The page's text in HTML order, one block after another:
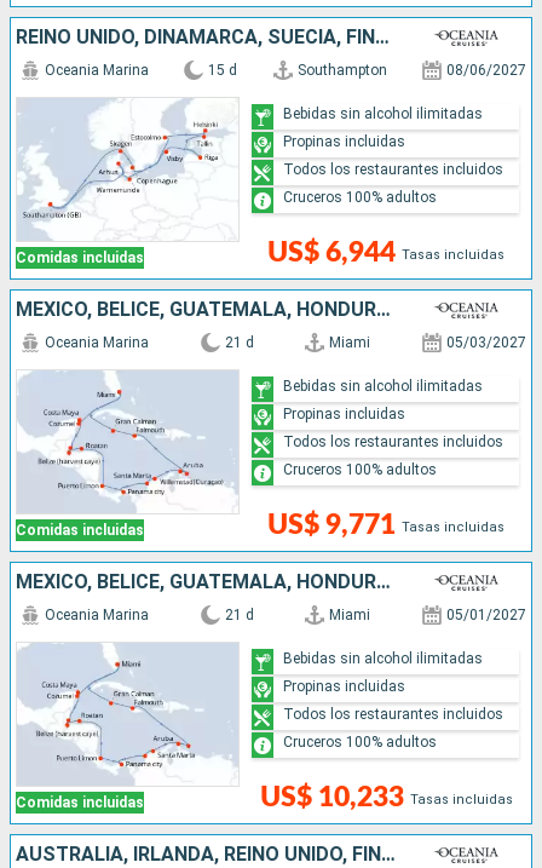
REINO UNIDO, DINAMARCA, SUECIA, FINLANDIA, ESTONIA, LETONIA, ALEMANIA
Comidas incluidas
Oceania Marina 15 d Southampton 08/06/2027
US$ 6,944 Tasas incluidas
Bebidas sin alcohol ilimitadas
Propinas incluidas
Todos los restaurantes incluidos
Cruceros 100% adultos
MÉXICO, BELICE, GUATEMALA, HONDURAS, COSTA RICA, PANAMÁ, COLOMBIA, ARUBA, JAMAICA, ISLAS CAIMÁN, ESTADOS UNIDOS
Comidas incluidas
Oceania Marina 21 d Miami 05/03/2027
US$ 9,771 Tasas incluidas
Bebidas sin alcohol ilimitadas
Propinas incluidas
Todos los restaurantes incluidos
Cruceros 100% adultos
MÉXICO, BELICE, GUATEMALA, HONDURAS, COSTA RICA, PANAMÁ, COLOMBIA, ARUBA, JAMAICA, ISLAS CAIMÁN, ESTADOS UNIDOS
Comidas incluidas
Oceania Marina 21 d Miami 05/01/2027
US$ 10,233 Tasas incluidas
Bebidas sin alcohol ilimitadas
Propinas incluidas
Todos los restaurantes incluidos
Cruceros 100% adultos
AUSTRALIA, IRLANDA, REINO UNIDO, FINLANDIA, ESTONIA, LETONIA, SUECIA, ALEMANIA, DINAMARCA